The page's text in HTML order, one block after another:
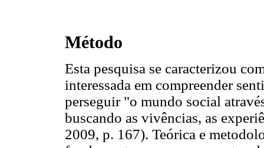
Método
Esta pesquisa se caracterizou
interessada em compreender
perseguir "o mundo social
buscando as vivências, as
2009, p. 167). Teórica e